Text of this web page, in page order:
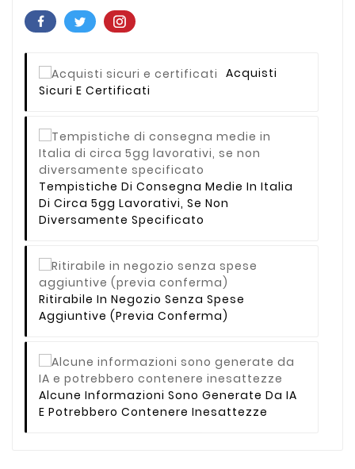
Acquisti
Sicuri E Certificati
Tempistiche Di Consegna Medie In Italia
Di Circa 5gg Lavorativi, Se Non
Diversamente Specificato
Ritirabile In Negozio Senza Spese
Aggiuntive (previa Conferma)
Alcune Informazioni Sono Generate Da IA
E Potrebbero Contenere Inesattezze